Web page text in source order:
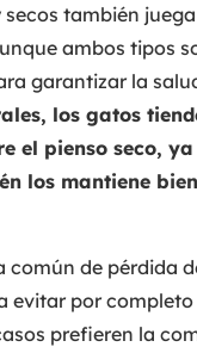
también
ambos tipos
garantizar la
los gatos
el pienso seco,
los mantiene bien
común de pérdida
evitar por
prefieren la